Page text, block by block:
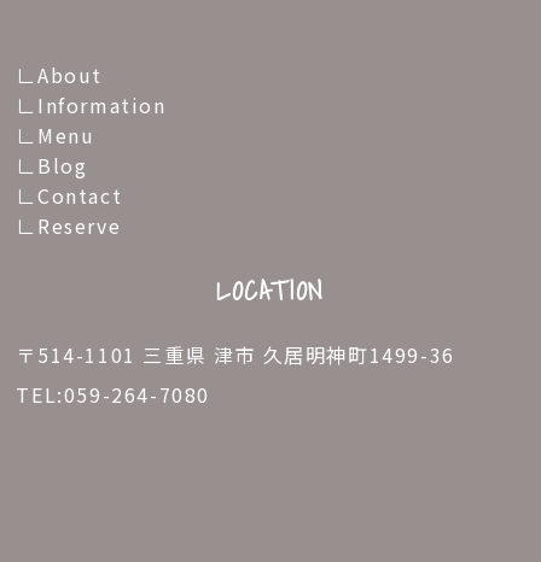
About
Information
Menu
Blog
Contact
Reserve
LOCATION
〒514-1101 三重県 津市 久居明神町1499-36
TEL:059-264-7080